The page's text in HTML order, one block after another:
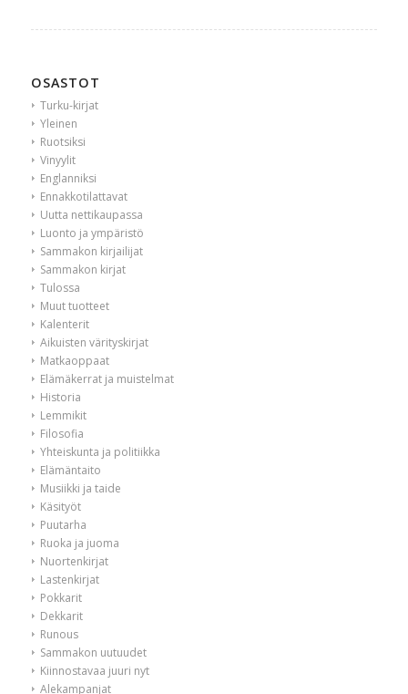
OSASTOT
Turku-kirjat
Yleinen
Ruotsiksi
Vinyylit
Englanniksi
Ennakkotilattavat
Uutta nettikaupassa
Luonto ja ympäristö
Sammakon kirjailijat
Sammakon kirjat
Tulossa
Muut tuotteet
Kalenterit
Aikuisten värityskirjat
Matkaoppaat
Elämäkerrat ja muistelmat
Historia
Lemmikit
Filosofia
Yhteiskunta ja politiikka
Elämäntaito
Musiikki ja taide
Käsityöt
Puutarha
Ruoka ja juoma
Nuortenkirjat
Lastenkirjat
Pokkarit
Dekkarit
Runous
Sammakon uutuudet
Kiinnostavaa juuri nyt
Alekampanjat